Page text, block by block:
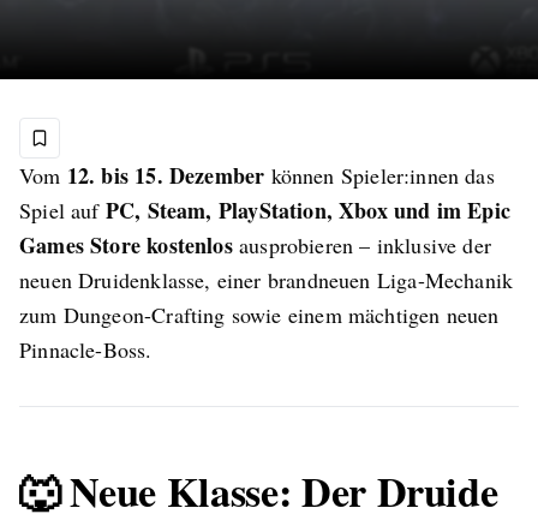
Vom 12. bis 15. Dezember können Spieler:innen das
Spiel auf PC, Steam, PlayStation, Xbox und im Epic
Games Store kostenlosausprobieren – inklusive der
neuen Druidenklasse, einer brandneuen Liga-Mechanik
zum Dungeon-Crafting sowie einem mächtigen neuen
Pinnacle-Boss.
🐺 Neue Klasse: Der Druide